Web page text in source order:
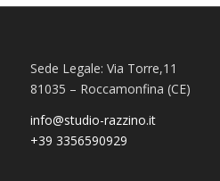
Sede Legale: Via Torre,11
81035 – Roccamonfina (CE)
info@studio-razzino.it
+39 3356590929